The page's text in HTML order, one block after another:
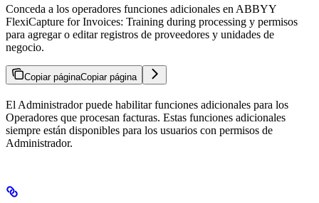
Conceda a los operadores funciones adicionales en ABBYY
FlexiCapture for Invoices: Training during processing y permisos
para agregar o editar registros de proveedores y unidades de
negocio.
Copiar páginaCopiar página
El Administrador puede habilitar funciones adicionales para los
Operadores que procesan facturas. Estas funciones adicionales
siempre están disponibles para los usuarios con permisos de
Administrador.